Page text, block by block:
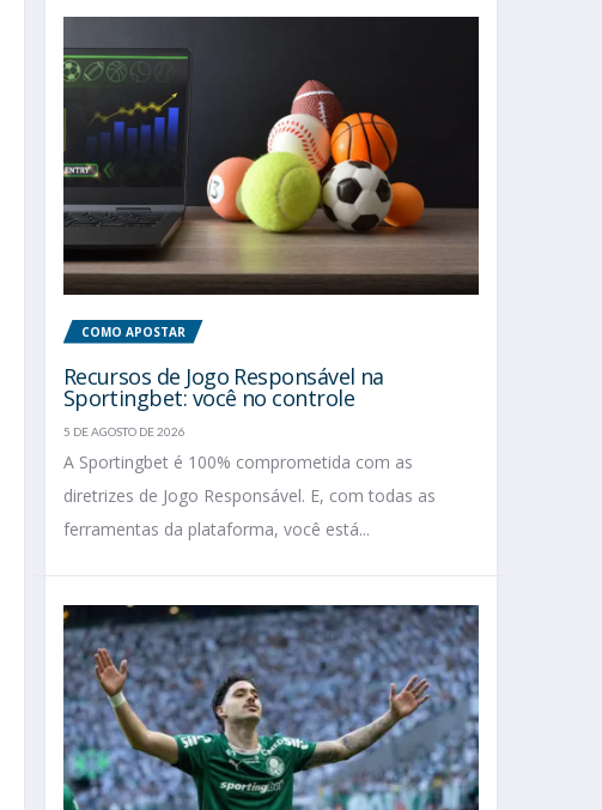
COMO APOSTAR
Recursos de Jogo Responsável na
Sportingbet: você no controle
5 DE AGOSTO DE 2026
A Sportingbet é 100% comprometida com as
diretrizes de Jogo Responsável. E, com todas as
ferramentas da plataforma, você está...